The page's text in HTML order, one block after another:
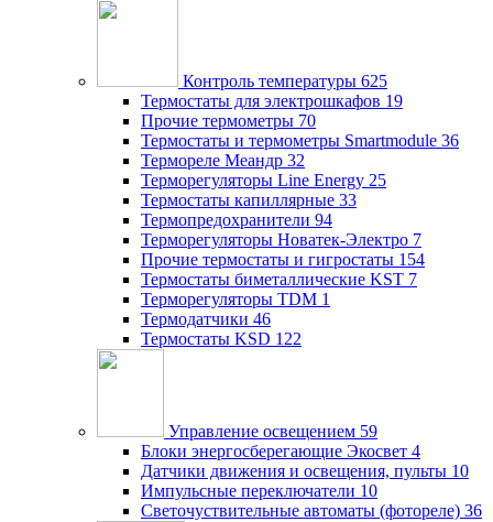
Контроль температуры 625
Термостаты для электрошкафов 19
Прочие термометры 70
Термостаты и термометры Smartmodule 36
Термореле Меандр 32
Терморегуляторы Line Energy 25
Термостаты капиллярные 33
Термопредохранители 94
Терморегуляторы Новатек-Электро 7
Прочие термостаты и гигростаты 154
Термостаты биметаллические KST 7
Терморегуляторы TDM 1
Термодатчики 46
Термостаты KSD 122
Управление освещением 59
Блоки энергосберегающие Экосвет 4
Датчики движения и освещения, пульты 10
Импульсные переключатели 10
Светочуствительные автоматы (фотореле) 36